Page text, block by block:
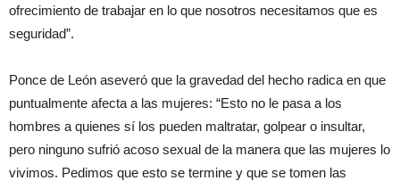
ofrecimiento de trabajar en lo que nosotros necesitamos que es
seguridad”.
Ponce de León aseveró que la gravedad del hecho radica en que
puntualmente afecta a las mujeres: “Esto no le pasa a los
hombres a quienes sí los pueden maltratar, golpear o insultar,
pero ninguno sufrió acoso sexual de la manera que las mujeres lo
vivimos. Pedimos que esto se termine y que se tomen las